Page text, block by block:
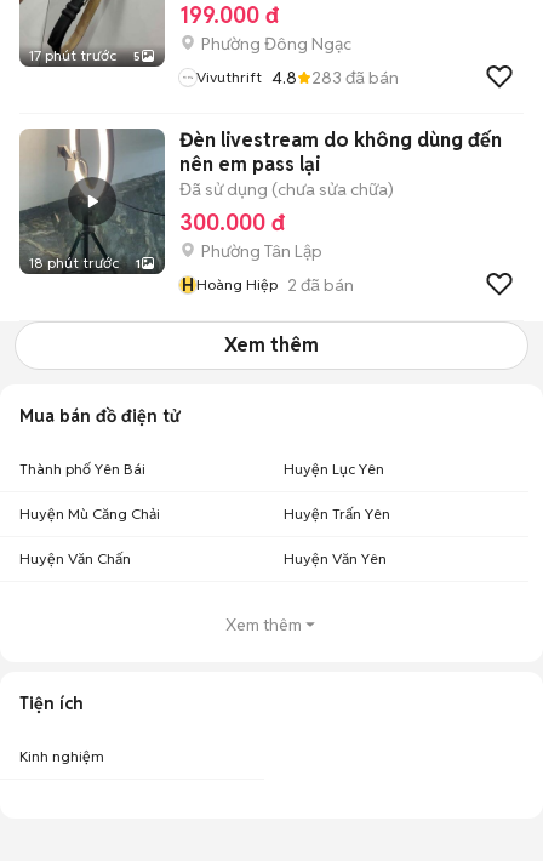
17 phút trước 5
199.000 đ
Phường Đông Ngạc
Vivuthrift 4.8 283 đã bán
18 phút trước 1
Đèn livestream do không dùng đến
nên em pass lại
Đã sử dụng (chưa sửa chữa)
300.000 đ
Phường Tân Lập
HHoàng Hiệp 2 đã bán
Xem thêm
Mua bán đồ điện tử
Thành phố Yên Bái Huyện Lục Yên
Huyện Mù Căng Chải Huyện Trấn Yên
Huyện Văn Chấn Huyện Văn Yên
Xem thêm
Tiện ích
Kinh nghiệm